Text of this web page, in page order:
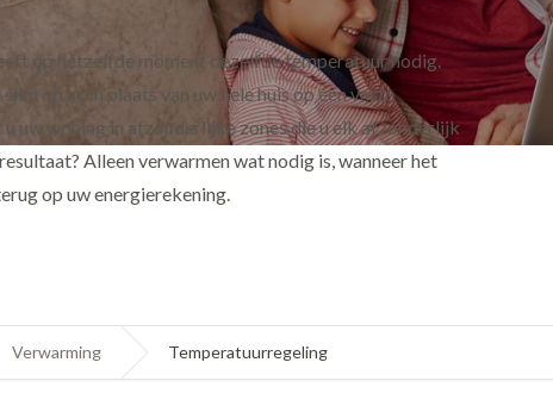
op hetzelfde moment dezelfde temperatuur nodig.
op in. In plaats van uw hele huis op één vaste
uw woning in afzonderlijke zones die u elk afzonderlijk
Alleen verwarmen wat nodig is, wanneer het
op uw energierekening.
Verwarming Temperatuurregeling